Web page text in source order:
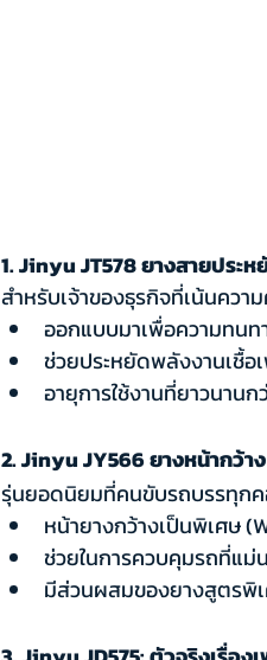
1. Jinyu JT578 ยางสายประ
สำหรับเจ้าของธุรกิจที่เน้นควา
ออกแบบมาเพื่อความทน
ช่วยประหยัดพลังงานเชื้
อายุการใช้งานที่ยาวนาน
2. Jinyu JY566 ยางหน้ากว้า
รุ่นยอดนิยมที่คนขับรถบรรทุก
หน้ายางกว้างเป็นพิเศษ
ช่วยในการควบคุมรถที่แ
มีส่วนผสมของยางสูตรพิเ